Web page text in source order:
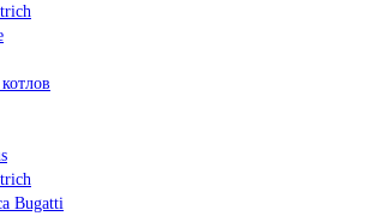
Bugatti